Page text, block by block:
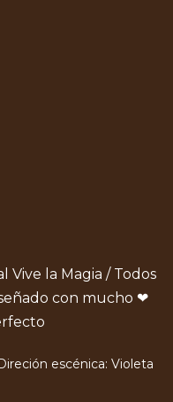
Vive la Magia / Todos
con mucho ❤
escénica: Violeta